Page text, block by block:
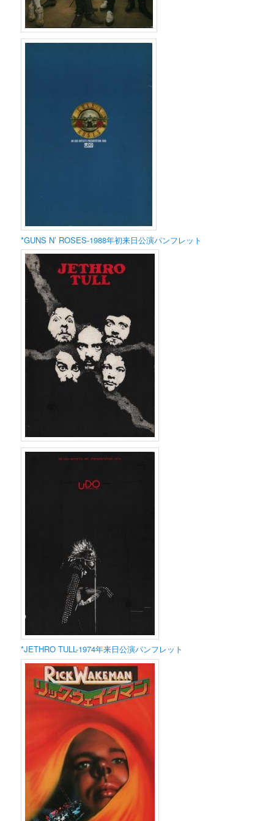
*GUNS N’ ROSES-1988年初来日公演パンフレット
*JETHRO TULL-1974年来日公演パンフレット